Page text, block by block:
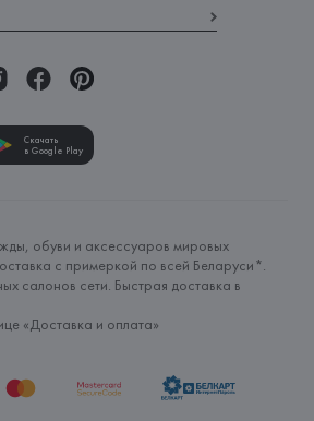
Скачать
в Google Play
обуви и аксессуаров мировых
с примеркой по всей Беларуси*.
салонов сети. Быстрая доставка в
«Доставка и оплата»